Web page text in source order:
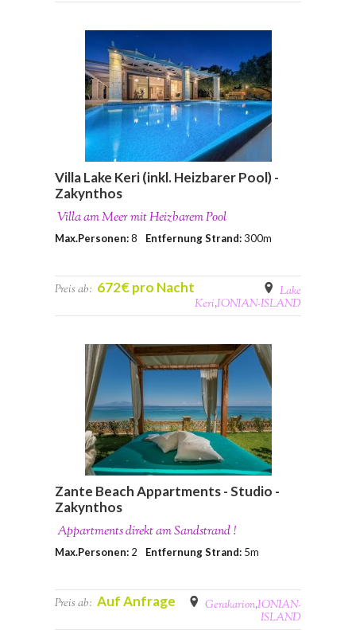
Villa Lake Keri (inkl. Heizbarer Pool) -
Zakynthos
Villa am Meer mit Heizbarem Pool
Max.Personen:8 Entfernung Strand:300m
Preis ab: 672€ pro Nacht
Lake
Keri,IONIAN-ISLAND
Zante Beach Appartments - Studio -
Zakynthos
Appartments direkt am Sandstrand !
Max.Personen: 2 Entfernung Strand: 5m
Preis ab: Auf Anfrage Gerakarion,IONIAN-
ISLAND